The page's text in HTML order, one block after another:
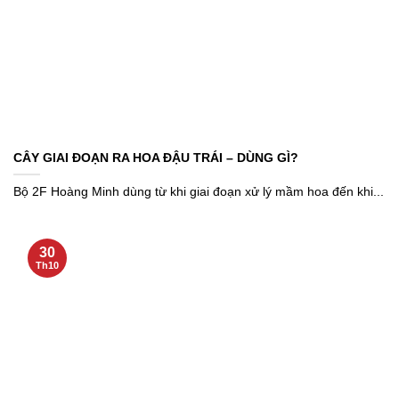
CÂY GIAI ĐOẠN RA HOA ĐẬU TRÁI – DÙNG GÌ?
Bộ 2F Hoàng Minh dùng từ khi giai đoạn xử lý mầm hoa đến khi...
30
Th10